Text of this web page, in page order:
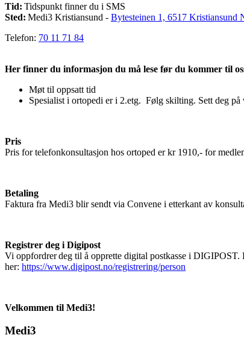
Tid: Tidspunkt finner du i SMS
Sted: Medi3 Kristiansund - Bytesteinen 1, 6517 Kristiansund
Telefon: 70 11 71 84
Her finner du informasjon du må lese før du kommer til
Møt til oppsatt tid
Spesialist i ortopedi er i 2.etg. Følg skilting. Sett deg på
Pris
Pris for telefonkonsultasjon hos ortoped er kr 1910,- for
Betaling
Faktura fra Medi3 blir sendt via Convene i etterkant av
Registrer deg i Digipost
Vi oppfordrer deg til å opprette digital postkasse i
her: https://www.digipost.no/registrering/person
Velkommen til Medi3!
Medi3